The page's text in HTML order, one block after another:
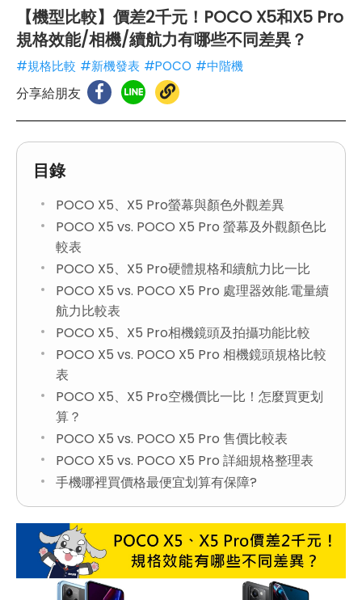
【機型比較】價差2千元！POCO X5和X5 Pro
規格效能/相機/續航力有哪些不同差異？
#規格比較 #新機發表 #POCO #中階機
分享給朋友
目錄
POCO X5、X5 Pro螢幕與顏色外觀差異
POCO X5 vs. POCO X5 Pro 螢幕及外觀顏色比
較表
POCO X5、X5 Pro硬體規格和續航力比一比
POCO X5 vs. POCO X5 Pro 處理器效能.電量續
航力比較表
POCO X5、X5 Pro相機鏡頭及拍攝功能比較
POCO X5 vs. POCO X5 Pro 相機鏡頭規格比較
表
POCO X5、X5 Pro空機價比一比！怎麼買更划
算？
POCO X5 vs. POCO X5 Pro 售價比較表
POCO X5 vs. POCO X5 Pro 詳細規格整理表
手機哪裡買價格最便宜划算有保障?